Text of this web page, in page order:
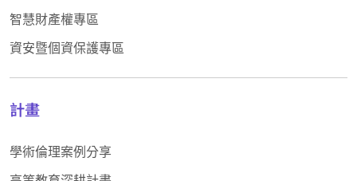
智慧財產權專區
資安暨個資保護專區
計畫
學術倫理案例分享